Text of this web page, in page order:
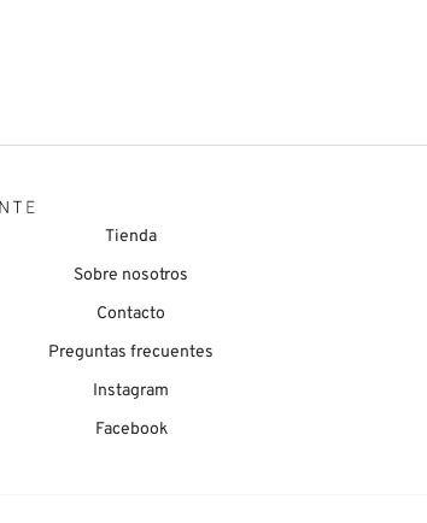
Tienda
Sobre nosotros
Contacto
Preguntas frecuentes
Instagram
Facebook